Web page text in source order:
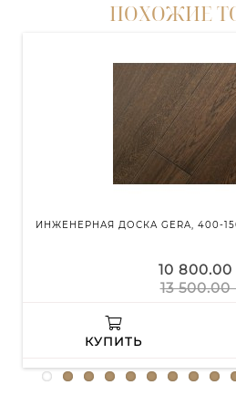
ПОХОЖИЕ
ИНЖЕНЕРНАЯ ДОСКА GERA, 400-
10 800.00
13 500.00
КУПИТЬ